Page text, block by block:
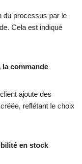
du processus par le
Cela est indiqué
la commande
ajoute des
reflétant le choix
en stock